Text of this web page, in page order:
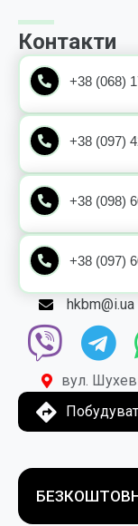
Контакти
+38 (068)
+38 (097)
+38 (098)
+38 (097)
hkbm@i.ua
вул.